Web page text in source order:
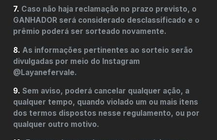
7. Caso não haja reclamação no prazo previsto, o
GANHADOR será considerado desclassificado e o
prêmio poderá ser sorteado novamente.
8. As informações pertinentes ao sorteio serão
divulgadas por meio do Instagram
@Layanefervale.
9.Sem aviso, poderá cancelar qualquer ação, a
qualquer tempo, quando violado um ou mais itens
dos termos dispostos nesse regulamento, ou por
qualquer outro motivo.